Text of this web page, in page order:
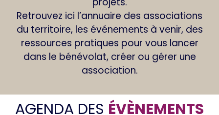
Retrouvez ici l’annuaire des associations
du territoire, les événements à venir, des
ressources pratiques pour vous lancer
dans le bénévolat, créer ou gérer une
association.
AGENDA DES ÉVÈNEMENTS